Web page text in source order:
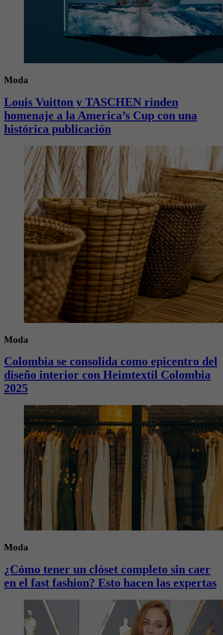
Moda
Louis Vuitton y TASCHEN rinden
homenaje a la America’s Cup con una
histórica publicación
Moda
Colombia se consolida como epicentro del
diseño interior con Heimtextil Colombia
2025
Moda
¿Cómo tener un clóset completo sin caer
en el fast fashion? Esto hacen las expertas